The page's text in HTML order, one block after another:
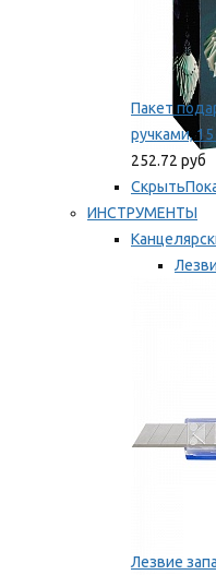
Пакет
ручками,
252.72 руб
Скрыть
ИНСТРУМЕНТЫ
Лезвие